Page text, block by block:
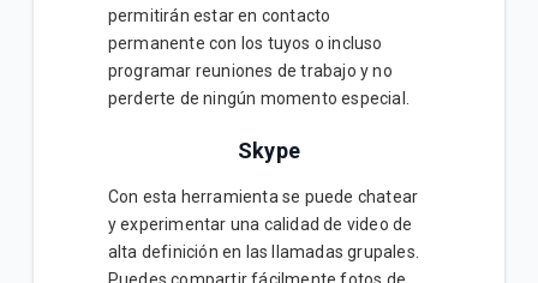
permitirán estar en contacto
permanente con los tuyos o incluso
programar reuniones de trabajo y no
perderte de ningún momento especial.
Skype
Con esta herramienta se puede chatear
y experimentar una calidad de video de
alta definición en las llamadas grupales.